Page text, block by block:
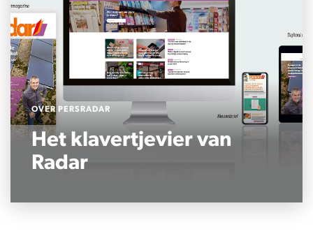
OVER PERSRADAR
Het klavertjevier van
Radar